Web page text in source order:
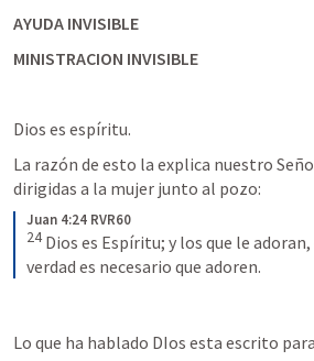
AYUDA INVISIBLE
MINISTRACION INVISIBLE
Dios es espíritu.
La razón de esto la explica nuestro
dirigidas a la mujer junto al pozo:
Juan 4:24 RVR60
24 Dios es Espíritu; y los que le
verdad es necesario que adoren.
Lo que ha hablado DIos esta escrito